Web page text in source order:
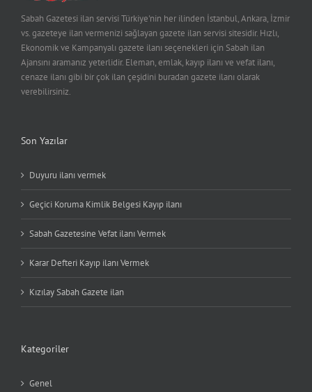
Sabah Gazetesi ilan servisi Türkiye'nin her ilinden İstanbul, Ankara, İzmir
vs. gazeteye ilan vermenizi sağlayan gazete ilan servisi sitesidir. Hızlı,
Ekonomik ve Kampanyalı gazete ilanı seçenekleri için Sabah ilan
Ajansını aramanız yeterlidir. Eleman, emlak, kayıp ilanı ve vefat ilanı,
cenaze ilanı gibi bir çok ilan çeşidini buradan gazete ilanı olarak
verebilirsiniz.
Son Yazılar
Duyuru ilanı vermek
Geçici Koruma Kimlik Belgesi Kayıp ilanı
Sabah Gazetesine Vefat ilanı Vermek
Karar Defteri Kayıp ilanı Vermek
Kızılay Sabah Gazete ilan
Kategoriler
Genel